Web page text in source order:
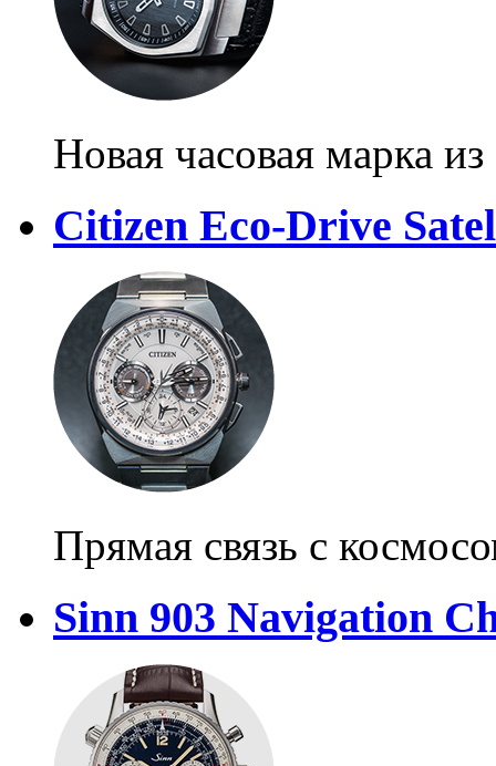
Новая часовая марка
Citizen Eco-Drive
Прямая связь с
Sinn 903 Navigation